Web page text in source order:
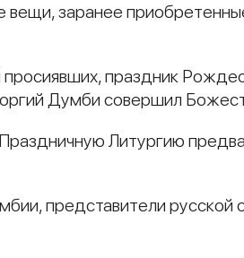
заранее
праздник
Думби совершил
Литургию
представители русской